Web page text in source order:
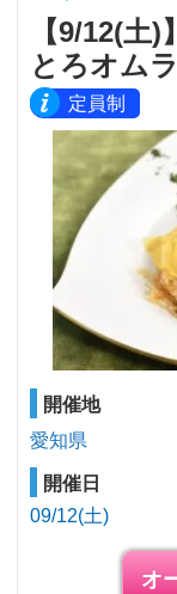
【9/12(土
とろオム
定員制
開催地
愛知県
開催日
09/12(土)
オ